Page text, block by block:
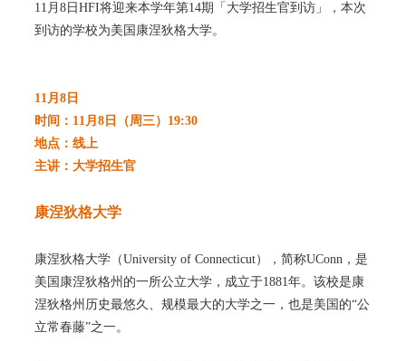
11月8日HFI将迎来本学年第14期「大学招生官到访」，本次
到访的学校为美国康涅狄格大学。
11月8日
时间：11月8日（周三）19:30
地点：线上
主讲：大学招生官
康涅狄格大学
康涅狄格大学（University of Connecticut），简称UConn，是
美国康涅狄格州的一所公立大学，成立于1881年。该校是康
涅狄格州历史最悠久、规模最大的大学之一，也是美国的“公
立常春藤”之一。